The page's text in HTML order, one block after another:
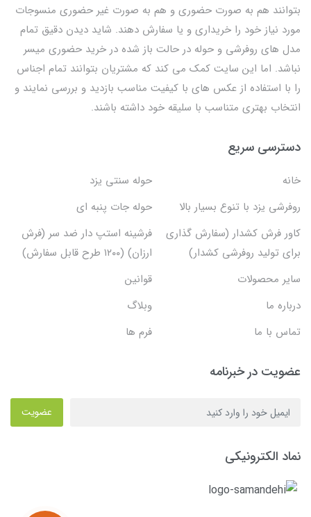
بتوانند هم به صورت حضوری و هم به صورت غیر حضوری منسوجات
مورد نیاز خود را خریداری و یا سفارش دهند. شاید دیدن دقیق تمام
مدل های روفرشی و حوله در حالت باز شده در خرید حضوری میسر
نباشد. اما این سایت کمک می کند که مشتریان بتوانند تمام اجناس
را با استفاده از عکس های با کیفیت مناسب بازدید و بررسی نمایند و
انتخاب بهتری متناسب با سلیقه خود داشته باشند.
دسترسی سریع
خانه
حوله سنتی یزد
روفرشی یزد با تنوع بسیار بالا
حوله جات پنبه ای
کاور فرش کشدار (سفارش گذاری
برای تولید روفرشی کشدار)
فرشینه استپ دار ضد سر (فرش
ارزان) (۱۲۰۰ طرح قابل سفارش)
سایر محصولات
قوانین
درباره ما
وبلاگ
تماس با ما
فرم ها
عضویت در خبرنامه
عضویت
نماد الکترونیکی